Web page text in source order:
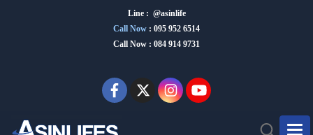
Line : @asinlife
Call Now : 095 952 6514
Call Now : 084 914 9731